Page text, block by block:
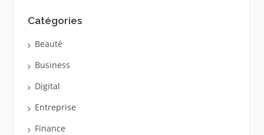
Catégories
Beauté
Business
Digital
Entreprise
Finance